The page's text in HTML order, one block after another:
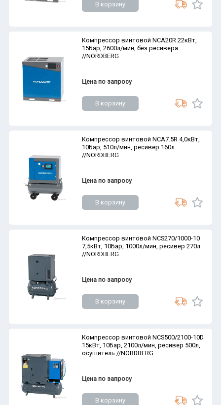
В корзину
Компрессор винтовой NCA20R 22кВт,
15Бар, 2600л/мин, без ресивера
//NORDBERG
Цена по запросу
В корзину
Компрессор винтовой NCA7.5R 4,0кВт,
10Бар, 510л/мин, ресивер 160л
//NORDBERG
Цена по запросу
В корзину
Компрессор винтовой NCS270/1000-10
7,5кВт, 10Бар, 1000л/мин, ресивер 270л
//NORDBERG
Цена по запросу
В корзину
Компрессор винтовой NCS500/2100-10D
15кВт, 10Бар, 2100л/мин, ресивер 500л,
осушитель //NORDBERG
Цена по запросу
В корзину